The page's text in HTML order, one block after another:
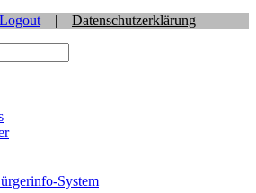
| Datenschutzerklärung
System